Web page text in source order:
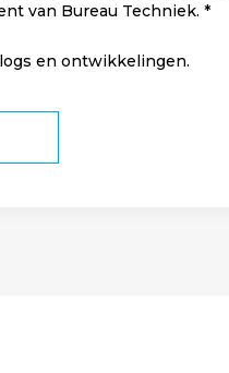
van Bureau Techniek.
en ontwikkelingen.